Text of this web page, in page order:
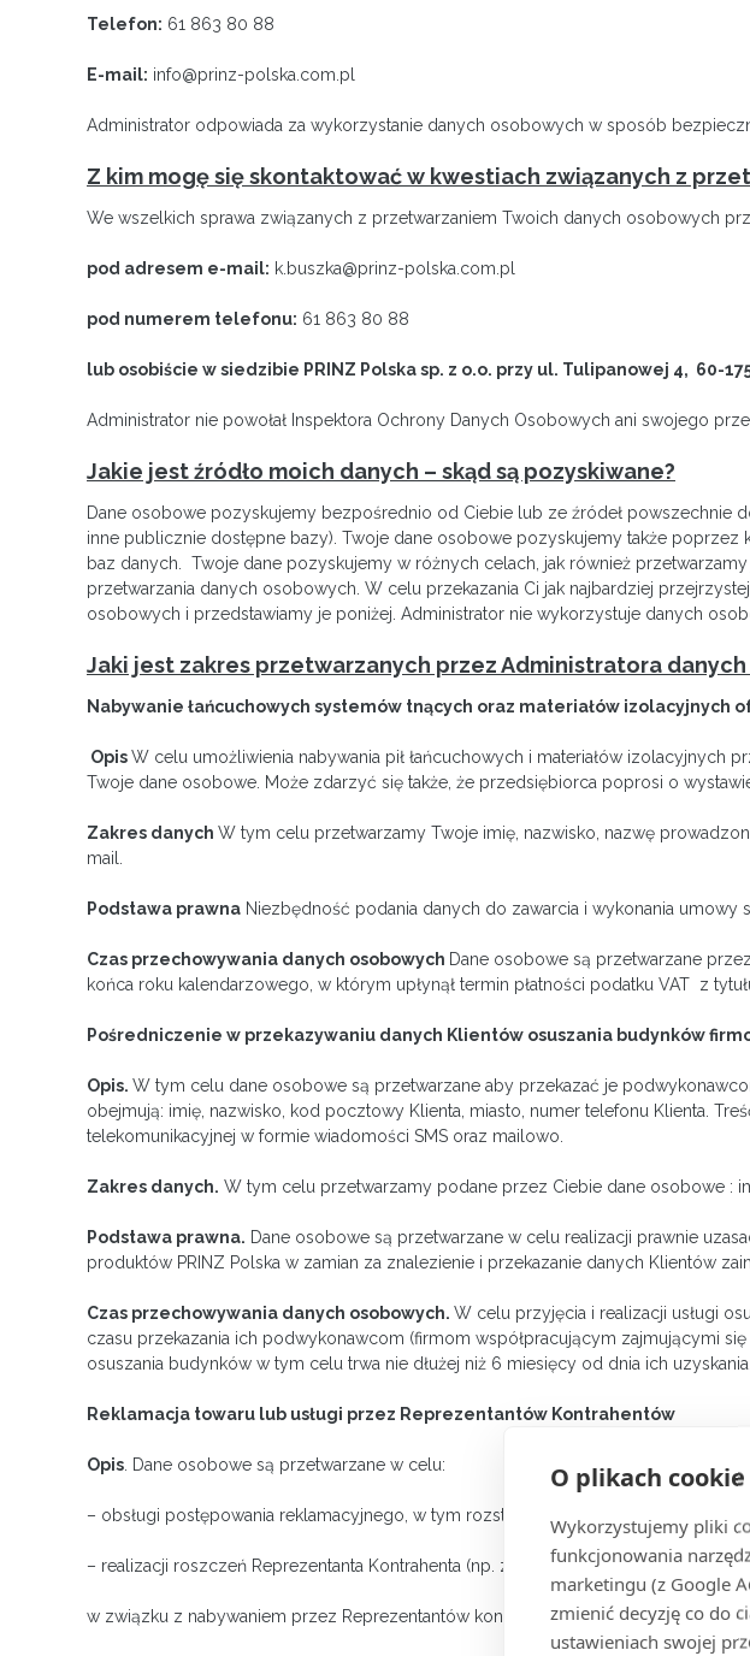
O plikach
Wykorzystujemy pliki
funkcjonowania
marketingu (z Google
zmienić decyzję co do
ustawieniach swojej
Telefon: 61 863 80 88
E-mail: info@prinz-polska.com.pl
Administrator odpowiada za wykorzystanie danych osobowych w sposób
Z kim mogę się skontaktować w kwestiach związanych z
We wszelkich sprawa związanych z przetwarzaniem Twoich danych osobowych
pod adresem e-mail: k.buszka@prinz-polska.com.pl
pod numerem telefonu: 61 863 80 88
lub osobiście w siedzibie PRINZ Polska sp. z o.o. przy ul. Tulipanowej 4, 60-
Administrator nie powołał Inspektora Ochrony Danych Osobowych ani swojego
Jakie jest źródło moich danych – skąd są pozyskiwane?
Dane osobowe pozyskujemy bezpośrednio od Ciebie lub ze źródeł powszechnie
inne publicznie dostępne bazy). Twoje dane osobowe pozyskujemy także
baz danych. Twoje dane pozyskujemy w różnych celach, jak również
przetwarzania danych osobowych. W celu przekazania Ci jak najbardziej
osobowych i przedstawiamy je poniżej. Administrator nie wykorzystuje danych
Jaki jest zakres przetwarzanych przez Administratora
Nabywanie łańcuchowych systemów tnących oraz materiałów
OpisW celu umożliwienia nabywania pił łańcuchowych i materiałów izolacyjnych
Twoje dane osobowe. Może zdarzyć się także, że przedsiębiorca poprosi o
Zakres danych W tym celu przetwarzamy Twoje imię, nazwisko, nazwę
mail.
Podstawa prawna Niezbędność podania danych do zawarcia i wykonania umowy
Czas przechowywania danych osobowych Dane osobowe są przetwarzane
końca roku kalendarzowego, w którym upłynął termin płatności podatku VAT z
Pośredniczenie w przekazywaniu danych Klientów osuszania budynków
Opis. W tym celu dane osobowe są przetwarzane aby przekazać je
obejmują: imię, nazwisko, kod pocztowy Klienta, miasto, numer telefonu Klienta.
telekomunikacyjnej w formie wiadomości SMS oraz mailowo.
Zakres danych. W tym celu przetwarzamy podane przez Ciebie dane osobowe :
Podstawa prawna. Dane osobowe są przetwarzane w celu realizacji prawnie
produktów PRINZ Polska w zamian za znalezienie i przekazanie danych Klientów
Czas przechowywania danych osobowych. W celu przyjęcia i realizacji usługi
czasu przekazania ich podwykonawcom (firmom współpracującym zajmującymi
osuszania budynków w tym celu trwa nie dłużej niż 6 miesięcy od dnia ich uzyskania.
Reklamacja towaru lub usługi przez Reprezentantów Kontrahentów
Opis . Dane osobowe są przetwarzane w celu:
– obsługi postępowania reklamacyjnego, w tym rozstrzygnięcia zasadności
– realizacji roszczeń Reprezentanta Kontrahenta (np. zwrotu ceny, wymiany towaru
w związku z nabywaniem przez Reprezentantów kontrahentów pił łańcuchowych